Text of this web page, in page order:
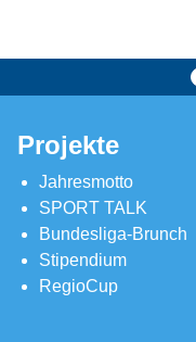
Projekte
Jahresmotto
SPORT TALK
Bundesliga-Brunch
Stipendium
RegioCup